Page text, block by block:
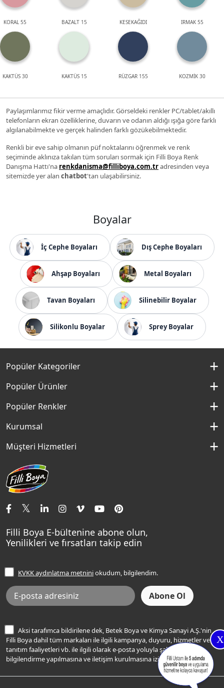
KORAL 55 BAZALT 15 KESEKAĞIDI IRMAK 55
KAKTÜS 30 KAKTÜS 15 RÜZGAR 155 KOZMİK 30
Paylaşımlarımız fikir verme amaçlıdır. Görseldeki renkler PC/tablet/akıllı
telefonların ekran özelliklerine, duvarın ve odanın aldığı ışığa göre farklı
algılanabilmekte ve gerçek halinden farklı gözükebilmektedir.
Renkli bir eve sahip olmanın püf noktalarını öğrenmek ve renk
seçiminde aklınıza takılan tüm soruları sormak için Filli Boya Renk
Danışma Hattı'na renkdanisma@filliboya.com.tradresinden veya
sitemizde yer alan chatbot'tan ulaşabilirsiniz.
Boyalar
İç Cephe Boyaları Dış Cephe Boyaları
Ahşap Boyaları Metal Boyaları
Tavan Boyaları Silinebilir Boyalar
Silikonlu Boyalar Sprey Boyalar
X
Popüler Kategoriler
İç Cephe Boyaları
İç Cephe Renkleri
Dış Cephe Renkleri
Mobilya Boyaları
Macun ve Astarlar
Yapı Kimyasalları
Tavan Boyaları
Ev Bakım ve Hobi Boyaları
Yatak Odası Renkleri
Popüler Ürünler
Momento Silan
Panel Kapı Boyası
Aqualux
Momento Max Cleanix
Sentomaxx Sentetik Boya
Sentomaxx İpeksi Mat
Momento Life
Popüler Renkler
Kırık Beyaz Rengi
Aydan Rengi
Fildişi Rengi
Andezit Rengi
Şampanya Rengi
Açık Mavi Rengi
Frezya Rengi
Kurumsal
Hakkımızda
Basın Odası
İletişim Bilgilerimiz
Müşteri Hizmetleri
İletişim Formu
Satış Noktaları
Renk Danışma
Filli Ustam
Sıkça Sorulan Sorular
Ücretsiz Yalıtım Keşif Hizmeti
Bilgi Toplumu Hizmetleri
İnternet Sitesi Kullanım Koşulları
KVKK Talep Formu
KVKK Aydınlatma Metni
Filli Boya E-bültenine abone olun,
Yenilikleri ve fırsatları takip edin
KVKK aydınlatma metniniokudum, bilgilendim.
Aksi tarafımca bildirilene dek, Betek Boya ve Kimya Sanayi A.Ş.'nin
Filli Boya dahil tüm markaları ile ilgili kampanya, duyuru, hizmetler ve
tanıtım faaliyetleri vb. ile ilgili olarak e-posta yoluyla şahsıma
bilgilendirme yapılmasına ve iletişim kurulmasına izin veriyorum.